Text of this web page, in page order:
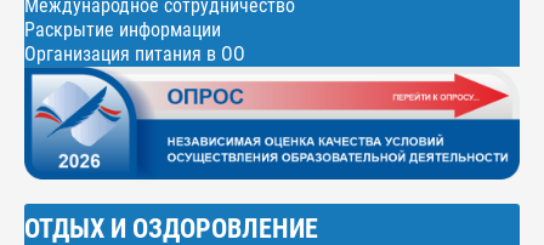
Международное сотрудничество
Раскрытие информации
Организация питания в ОО
ОТДЫХ И ОЗДОРОВЛЕНИЕ